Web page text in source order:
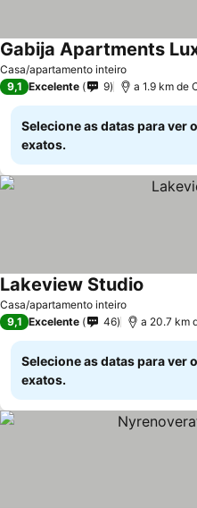
Casa/apartamento inteiro
Gabija Apartments
9,1 Excelente 9 a 1.9 km de
Selecione as datas para ver
exatos.
Casa/apartamento inteiro
Lakeview Studio
9,1 Excelente 46 a 20.7 km
Selecione as datas para ver
exatos.